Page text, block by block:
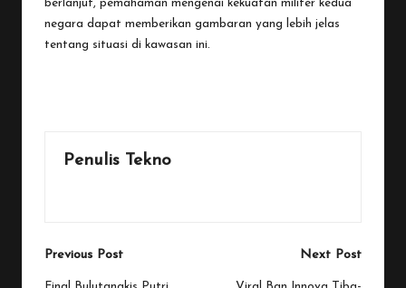
berlanjut, pemahaman mengenai kekuatan militer kedua
negara dapat memberikan gambaran yang lebih jelas
tentang situasi di kawasan ini.
Penulis Tekno
Post
Previous Post Next Post